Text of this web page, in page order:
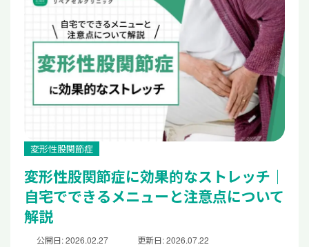
変形性股関節症
変形性股関節症に効果的なストレッチ｜
自宅でできるメニューと注意点について
解説
公開日: 2026.02.27 更新日: 2026.07.22